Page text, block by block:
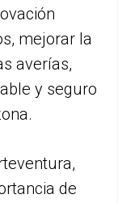
mejorar la
averías,
y seguro
de